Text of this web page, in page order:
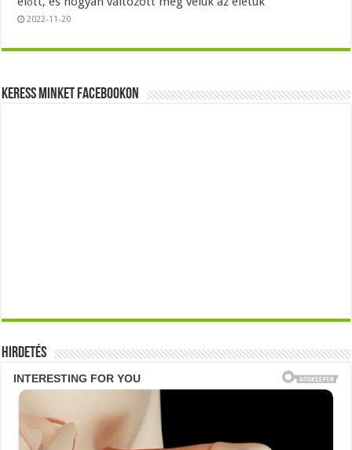
2022-11-20
Keress minket Facebookon
Hirdetés